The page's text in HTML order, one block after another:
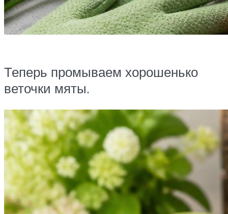
Теперь промываем хорошенько
веточки мяты.